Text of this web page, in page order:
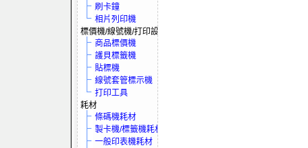
刷卡鐘
相片列印機
標價機/線號機/打印設備
商品標價機
護貝標籤機
貼標機
線號套管標示機
打印工具
耗材
條碼機耗材
製卡機/標籤機耗材
一般印表機耗材